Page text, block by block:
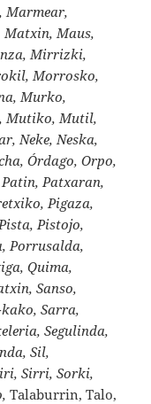
Marmear,
Maus,
Mirrizki,
Morrosko,
Murko,
Mutiko, Mutil,
Neke, Neska,
Órdago, Orpo,
Patxaran,
Pigaza,
Pistojo,
Porrusalda,
Quima,
Sanso,
Sarra,
Segulinda,
Sil,
Sirri, Sorki,
Talaburrin, Talo,